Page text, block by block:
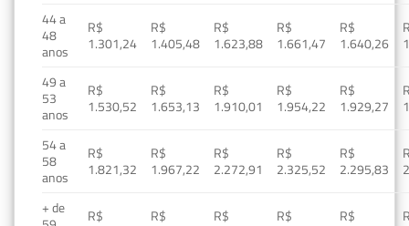
44 a
48
anos
R$
1.301,24
R$
1.405,48
R$
1.623,88
R$
1.661,47
R$
1.640,26
49 a
53
anos
R$
1.530,52
R$
1.653,13
R$
1.910,01
R$
1.954,22
R$
1.929,27
54 a
58
anos
R$
1.821,32
R$
1.967,22
R$
2.272,91
R$
2.325,52
R$
2.295,83
+ de
R$
R$
R$
R$
R$